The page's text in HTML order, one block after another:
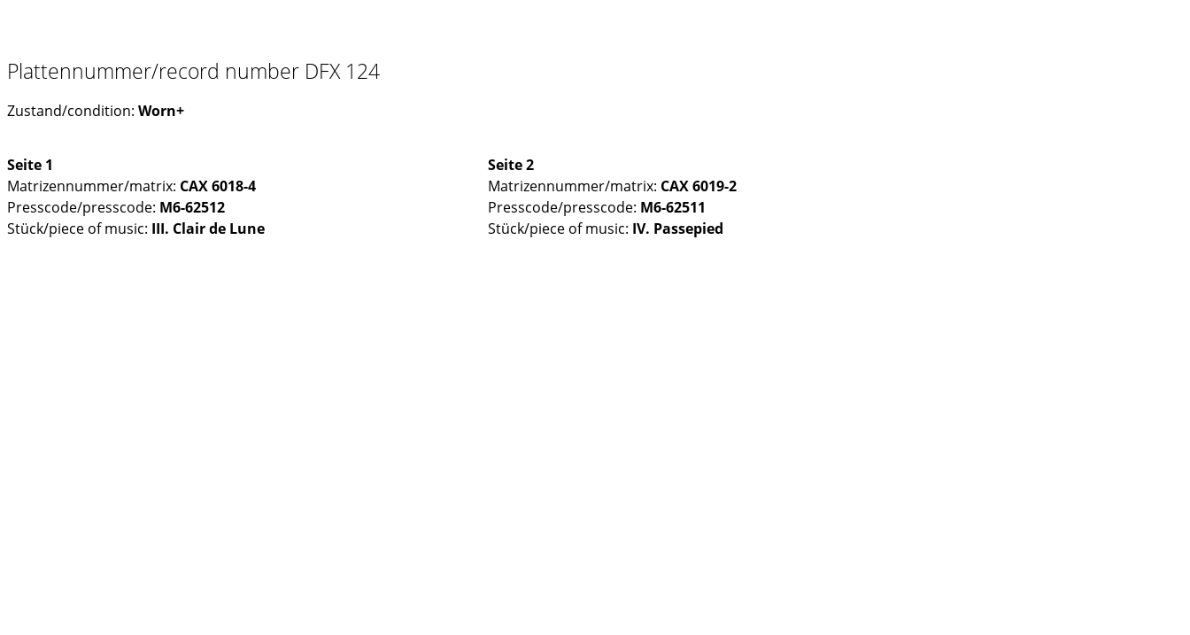
Plattennummer/record number DFX 124
Zustand/condition: Worn+
Seite 1
Matrizennummer/matrix: CAX 6018-4
Presscode/presscode: M6-62512
Stück/piece of music: III. Clair de Lune
Seite 2
Matrizennummer/matrix: CAX 6019-2
Presscode/presscode: M6-62511
Stück/piece of music: IV. Passepied